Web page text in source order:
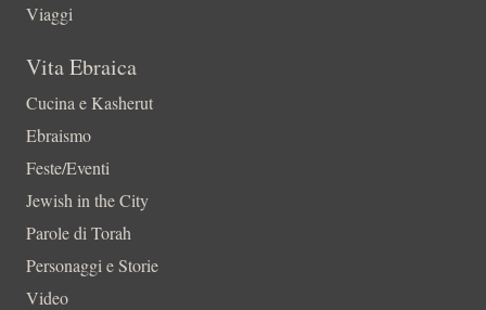
Viaggi
Vita Ebraica
Cucina e Kasherut
Ebraismo
Feste/Eventi
Jewish in the City
Parole di Torah
Personaggi e Storie
Video